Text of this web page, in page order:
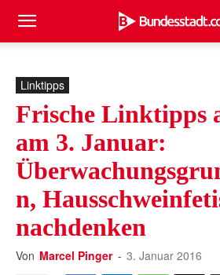
Linktipps
Frische Linktipps
am 3. Januar:
n,
nachdenken
Von Marcel Pinger - 3. Januar 2016